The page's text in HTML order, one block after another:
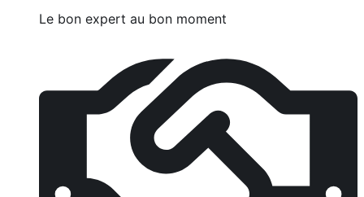
Le bon expert au bon moment